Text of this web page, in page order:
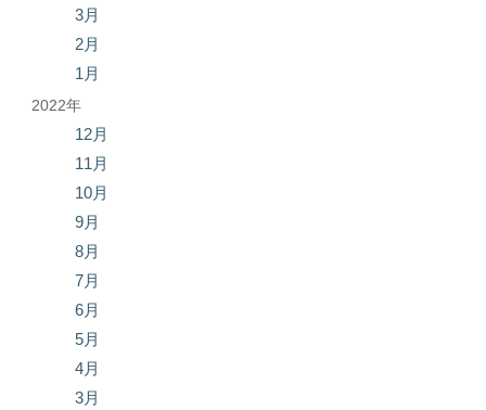
3月
2月
1月
2022年
12月
11月
10月
9月
8月
7月
6月
5月
4月
3月